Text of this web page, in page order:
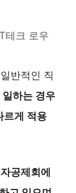
테크 로우
반적인 직
하는 경우
르게 적용
공제회에